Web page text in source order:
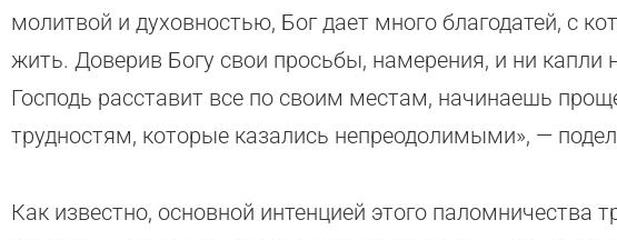
молитвой и духовностью, Бог дает много благодатей, с
жить. Доверив Богу свои просьбы, намерения, и ни капли
Господь расставит все по своим местам, начинаешь
трудностям, которые казались непреодолимыми», —
Как известно, основной интенцией этого паломничества